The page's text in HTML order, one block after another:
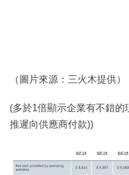
（圖片來源：三火木提供）
(多於1倍顯示企業有不錯的
推遲向供應商付款))